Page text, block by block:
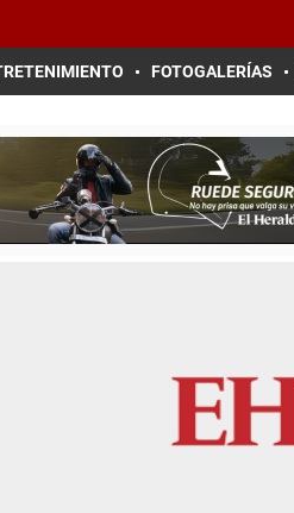
FOTOGALERÍAS